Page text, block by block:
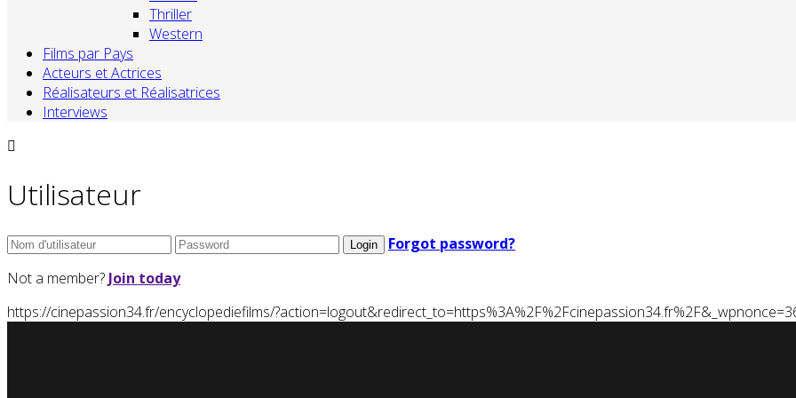
Thriller
Western
Films par Pays
Acteurs et Actrices
Réalisateurs et Réalisatrices
Interviews
Utilisateur
Forgot password?
Not a member? Join today
https://cinepassion34.fr/encyclopediefilms/